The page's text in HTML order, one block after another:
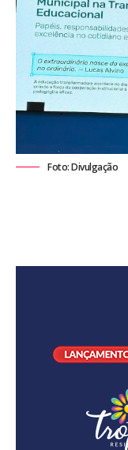
Foto: Divulgação